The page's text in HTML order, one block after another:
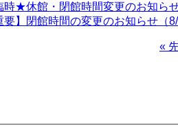
★休館・閉館時間変更のお知ら
要】閉館時間の変更のお知らせ（
先
«